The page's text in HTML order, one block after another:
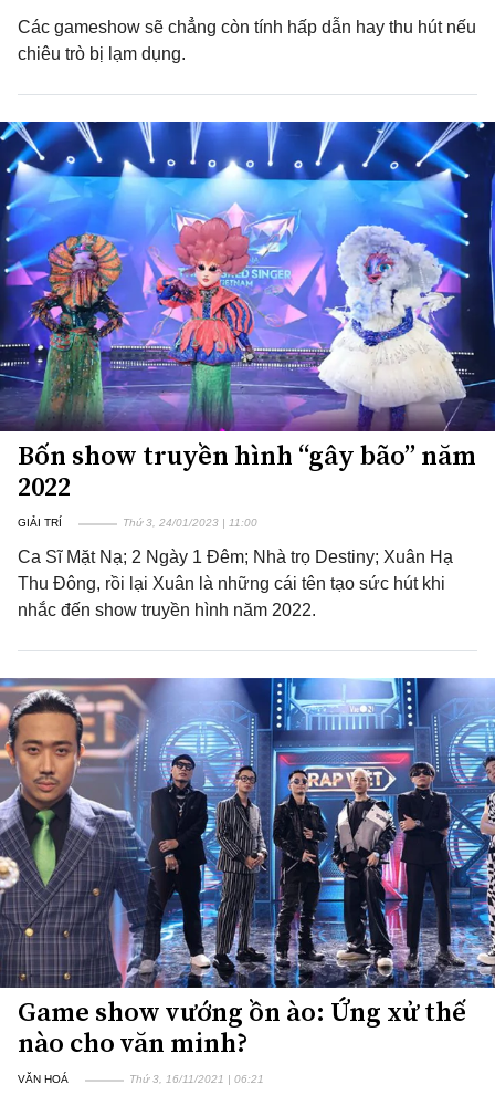
Các gameshow sẽ chẳng còn tính hấp dẫn hay thu hút nếu
chiêu trò bị lạm dụng.
Bốn show truyền hình “gây bão” năm
2022
GIẢI TRÍ Thứ 3, 24/01/2023 | 11:00
Ca Sĩ Mặt Nạ; 2 Ngày 1 Đêm; Nhà trọ Destiny; Xuân Hạ
Thu Đông, rồi lại Xuân là những cái tên tạo sức hút khi
nhắc đến show truyền hình năm 2022.
Game show vướng ồn ào: Ứng xử thế
nào cho văn minh?
VĂN HOÁ Thứ 3, 16/11/2021 | 06:21